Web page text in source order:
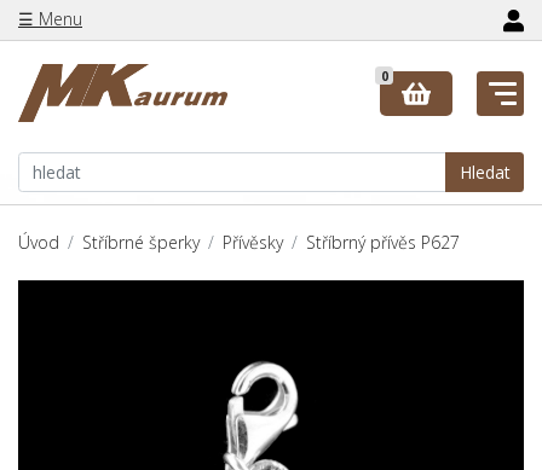
☰ Menu
Hledat
0
Úvod Stříbrné šperky Přívěsky Stříbrný přívěs P627